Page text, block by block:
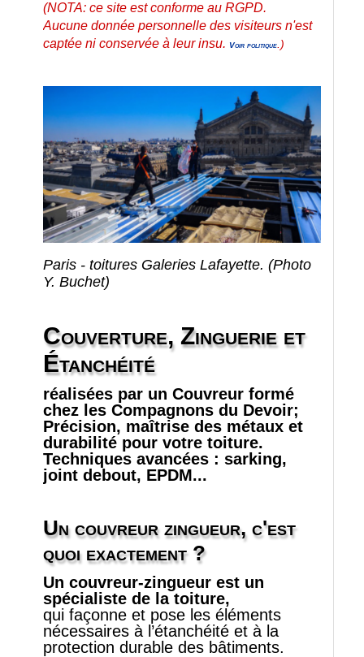
(NOTA: ce site est conforme au RGPD.
Aucune donnée personnelle des visiteurs n'est
captée ni conservée à leur insu. Voir politique.)
Paris - toitures Galeries Lafayette. (Photo
Y. Buchet)
Couverture, Zinguerie et
Étanchéité
réalisées par un Couvreur formé
chez les Compagnons du Devoir;
Précision, maîtrise des métaux et
durabilité pour votre toiture.
Techniques avancées : sarking,
joint debout, EPDM...
Un couvreur zingueur, c'est
quoi exactement ?
Un couvreur‑zingueur est un
spécialiste de la toiture,
qui façonne et pose les éléments
nécessaires à l’étanchéité et à la
protection durable des bâtiments.